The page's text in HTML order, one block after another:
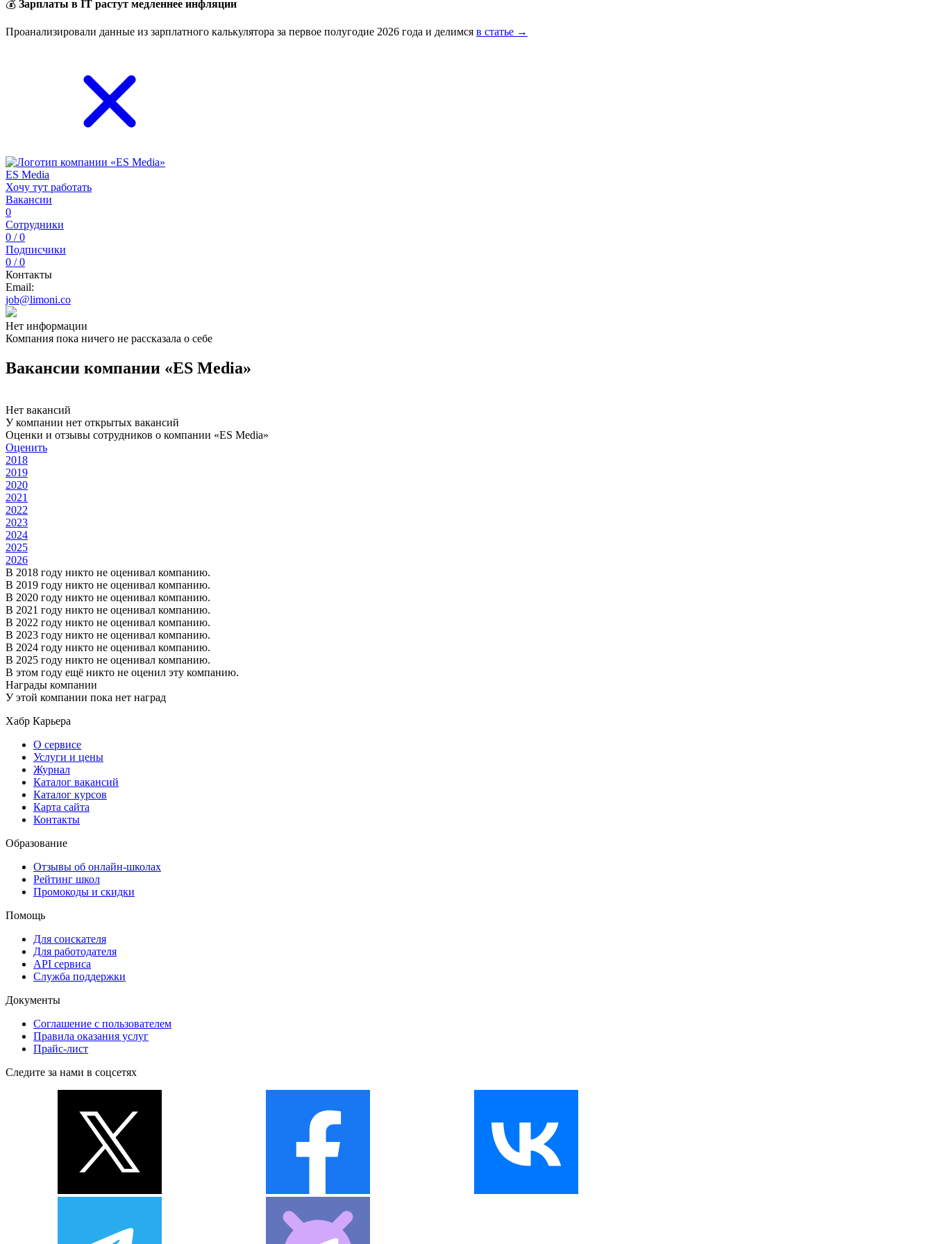
💰 Зарплаты в IT растут медленнее инфляции
Проанализировали данные из зарплатного калькулятора за первое полугодие 2026 года и делимся в статье →
ЕS Media
Хочу тут работать
Вакансии
0
Сотрудники
0 / 0
Подписчики
0 / 0
Контакты
Email:
job@limoni.co
Нет информации
Компания пока ничего не рассказала о себе
Вакансии компании «ЕS Media»
Нет вакансий
У компании нет открытых вакансий
Оценки и отзывы сотрудников о компании «ЕS Media»
Оценить
2018
2019
2020
2021
2022
2023
2024
2025
2026
В 2018 году никто не оценивал компанию.
В 2019 году никто не оценивал компанию.
В 2020 году никто не оценивал компанию.
В 2021 году никто не оценивал компанию.
В 2022 году никто не оценивал компанию.
В 2023 году никто не оценивал компанию.
В 2024 году никто не оценивал компанию.
В 2025 году никто не оценивал компанию.
В этом году ещё никто не оценил эту компанию.
Награды компании
У этой компании пока нет наград
Хабр Карьера
О сервисе
Услуги и цены
Журнал
Каталог вакансий
Каталог курсов
Карта сайта
Контакты
Образование
Отзывы об онлайн-школах
Рейтинг школ
Промокоды и скидки
Помощь
Для соискателя
Для работодателя
API сервиса
Служба поддержки
Документы
Соглашение с пользователем
Правила оказания услуг
Прайс-лист
Следите за нами в соцсетях